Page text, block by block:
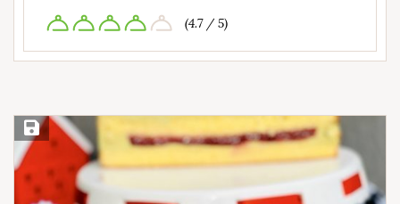
(4.7 / 5)
Save Recipe